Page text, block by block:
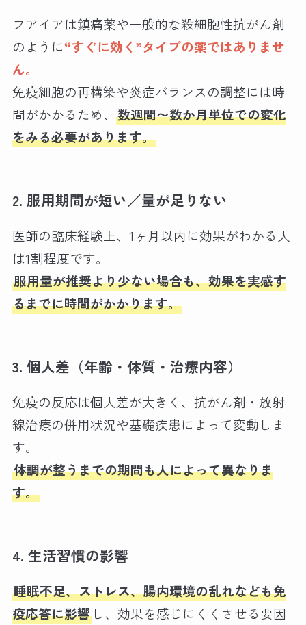
フアイアは鎮痛薬や一般的な殺細胞性抗がん剤
のように“すぐに効く”タイプの薬ではありませ
ん。
免疫細胞の再構築や炎症バランスの調整には時
間がかかるため、 数週間〜数か月単位での変化
をみる必要があります。
2. 服用期間が短い／量が足りない
医師の臨床経験上、1ヶ月以内に効果がわかる人
は1割程度です。
服用量が推奨より少ない場合も、効果を実感す
るまでに時間がかかります。
3. 個人差（年齢・体質・治療内容）
免疫の反応は個人差が大きく、抗がん剤・放射
線治療の併用状況や基礎疾患によって変動しま
す。
体調が整うまでの期間も人によって異なりま
す。
4. 生活習慣の影響
睡眠不足、ストレス、腸内環境の乱れなども免
疫応答に影響し、効果を感じにくくさせる要因